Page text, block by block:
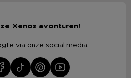
Xenos avonturen!
via onze social media.